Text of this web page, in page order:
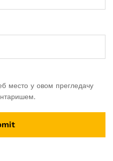
место у овом прегледачу